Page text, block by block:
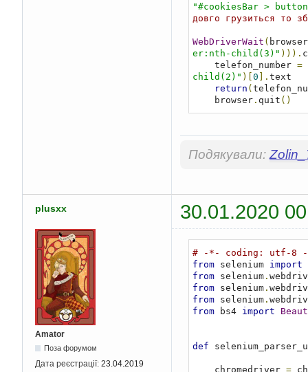
"#cookiesBar >
довго грузиться то
WebDriverWait ( browser
er:nth-child(3)" ))).
    telefon_number
=
child(2)" )[ 0 ]. text
return (
    browser
. quit ()
Подякували:
plusxx 30.01.2020
Amator
Поза форумом
Дата реєстрації: 23.04.2019
# -*- coding: utf-8
from selenium import
from selenium.
from selenium.
from selenium.
from bs4 import
def
    chromedriver
=